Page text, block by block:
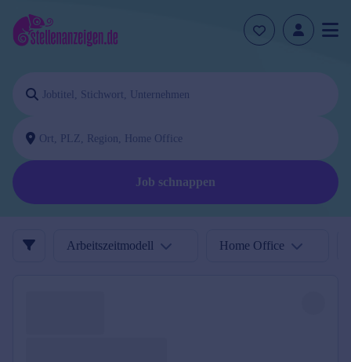
Job schnappen
Arbeitszeitmodell Home Office